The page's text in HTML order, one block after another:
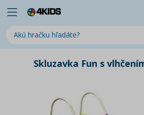
Skluzavka Fun s